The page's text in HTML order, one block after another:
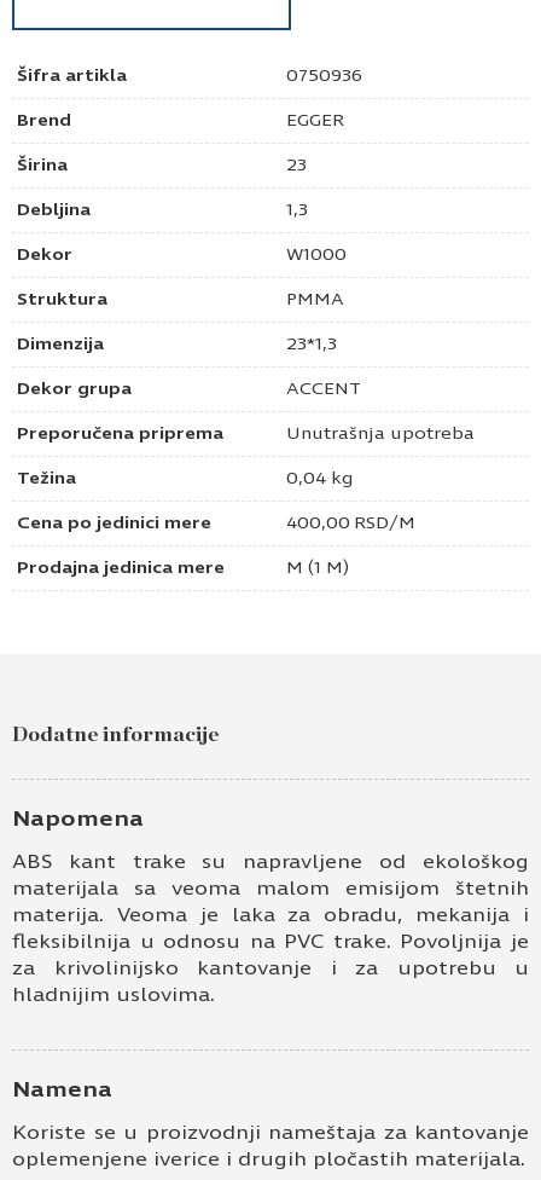
Šifra artikla 0750936
Brend EGGER
Širina 23
Debljina 1,3
Dekor W1000
Struktura PMMA
Dimenzija 23*1,3
Dekor grupa ACCENT
Preporučena priprema Unutrašnja upotreba
Težina 0,04 kg
Cena po jedinici mere 400,00 RSD/M
Prodajna jedinica mere M (1 M)
Dodatne informacije
Napomena
ABS kant trake su napravljene od ekološkog
materijala sa veoma malom emisijom štetnih
materija. Veoma je laka za obradu, mekanija i
fleksibilnija u odnosu na PVC trake. Povoljnija je
za krivolinijsko kantovanje i za upotrebu u
hladnijim uslovima.
Namena
Koriste se u proizvodnji nameštaja za kantovanje
oplemenjene iverice i drugih pločastih materijala.